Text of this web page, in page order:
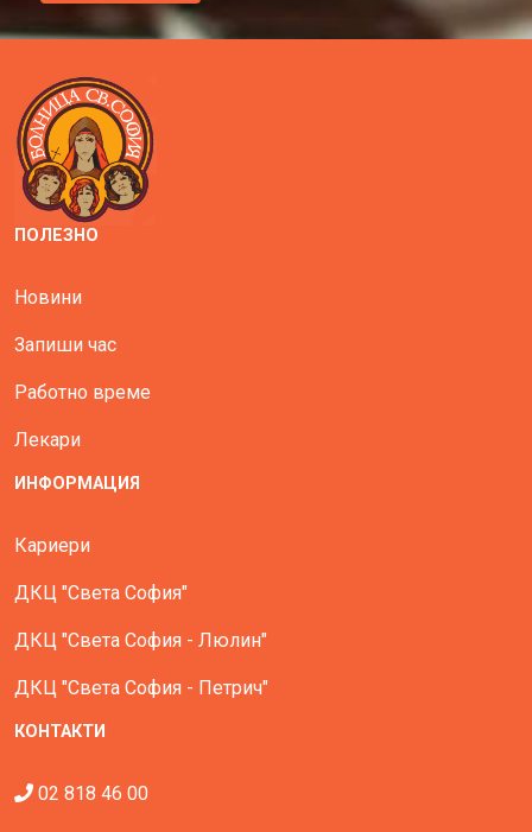
ПОЛЕЗНО
Новини
Запиши час
Работно време
Лекари
ИНФОРМАЦИЯ
Кариери
ДКЦ "Света София"
ДКЦ "Света София - Люлин"
ДКЦ "Света София - Петрич"
КОНТАКТИ
02 818 46 00